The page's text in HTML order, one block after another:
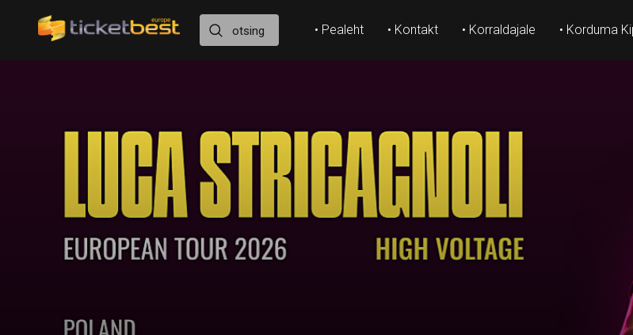
• Pealeht • Kontakt • Korraldajale • Korduma